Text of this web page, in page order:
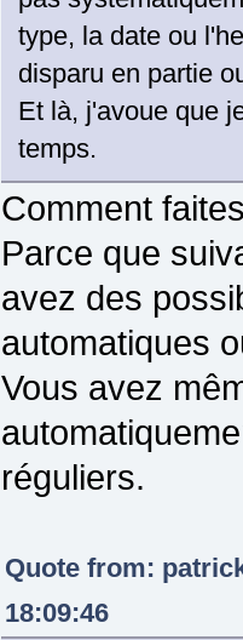
type, la date ou
disparu en partie
Et là, j'avoue que
temps.
Comment
Parce que
avez des
automatiques
Vous avez
réguliers.
Quote from:
18:09:46